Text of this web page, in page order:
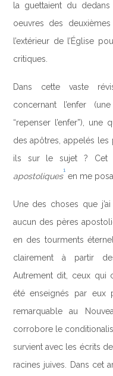
la guettaient du
oeuvres des
l’extérieur de l’Église
critiques.
Dans cette vaste
concernant l’enfer
“repenser l’enfer”), une
des apôtres, appelés les
ils sur le sujet ? Cet
apostoliques
1
en me
Une des choses que
aucun des pères
en des tourments
clairement à partir
Autrement dit, ceux qui
été enseignés par eux
remarquable au
corrobore le
survient avec les écrits
racines juives. Dans cet